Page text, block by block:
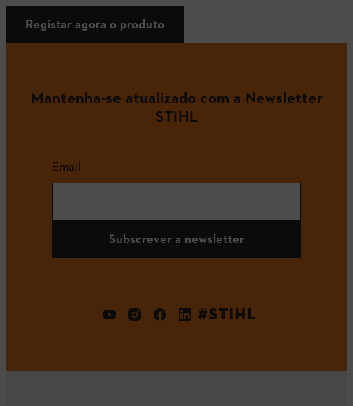
Registar agora o produto
Mantenha-se atualizado com a Newsletter
STIHL
Email
Subscrever a newsletter
#STIHL